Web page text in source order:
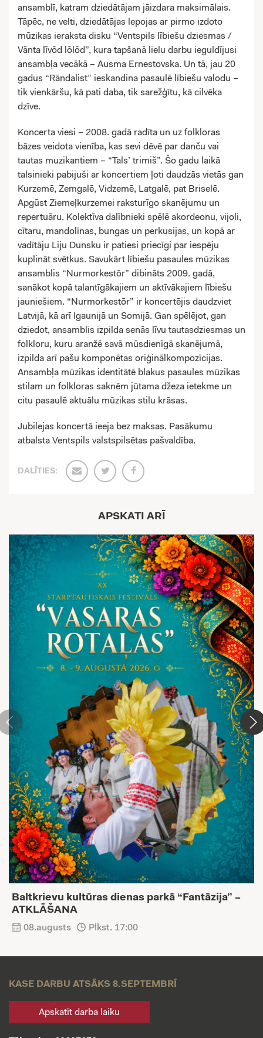
ansamblī, katram dziedātājam jāizdara maksimālais.
Tāpēc, ne velti, dziedātājas lepojas ar pirmo izdoto
mūzikas ieraksta disku “Ventspils lībiešu dziesmas /
Vānta līvōd lōlōd”, kura tapšanā lielu darbu ieguldījusi
ansambļa vecākā – Ausma Ernestovska. Un tā, jau 20
gadus “Rāndalist” ieskandina pasaulē lībiešu valodu –
tik vienkāršu, kā pati daba, tik sarežģītu, kā cilvēka
dzīve.
Koncerta viesi – 2008. gadā radīta un uz folkloras
bāzes veidota vienība, kas sevi dēvē par danču vai
tautas muzikantiem – “Tals’ trimiš”. Šo gadu laikā
talsinieki pabijuši ar koncertiem ļoti daudzās vietās gan
Kurzemē, Zemgalē, Vidzemē, Latgalē, pat Briselē.
Apgūst Ziemeļkurzemei raksturīgo skanējumu un
repertuāru. Kolektīva dalībnieki spēlē akordeonu, vijoli,
cītaru, mandolīnas, bungas un perkusijas, un kopā ar
vadītāju Liju Dunsku ir patiesi priecīgi par iespēju
kuplināt svētkus. Savukārt lībiešu pasaules mūzikas
ansamblis “Nurmorkestõr” dibināts 2009. gadā,
sanākot kopā talantīgākajiem un aktīvākajiem lībiešu
jauniešiem. “Nurmorkestõr” ir koncertējis daudzviet
Latvijā, kā arī Igaunijā un Somijā. Gan spēlējot, gan
dziedot, ansamblis izpilda senās līvu tautasdziesmas un
folkloru, kuru aranžē savā mūsdienīgā skanējumā,
izpilda arī pašu komponētas oriģinālkompozīcijas.
Ansambļa mūzikas identitātē blakus pasaules mūzikas
stilam un folkloras saknēm jūtama džeza ietekme un
citu pasaulē aktuālu mūzikas stilu krāsas.
Jubilejas koncertā ieeja bez maksas. Pasākumu
atbalsta Ventspils valstspilsētas pašvaldība.
DALĪTIES:
APSKATI ARĪ
Baltkrievu kultūras dienas parkā “Fantāzija” –
ATKLĀŠANA
08.augusts Plkst. 17:00
KASE DARBU ATSĀKS 8.SEPTEMBRĪ
Apskatīt darba laiku